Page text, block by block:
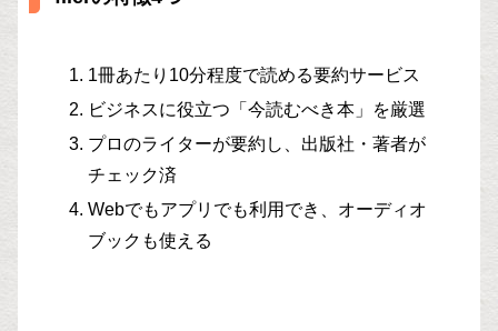
1冊あたり10分程度で読める要約サービス
ビジネスに役立つ「今読むべき本」を厳選
プロのライターが要約し、出版社・著者が
チェック済
Webでもアプリでも利用でき、オーディオ
ブックも使える